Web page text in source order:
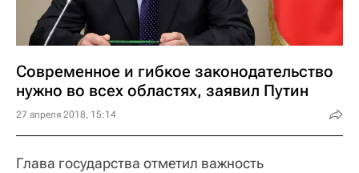
Современное и гибкое законодательство
нужно во всех областях, заявил Путин
27 апреля 2018, 15:14
Глава государства отметил важность